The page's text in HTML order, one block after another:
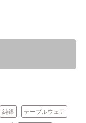
純銀 テーブルウェア